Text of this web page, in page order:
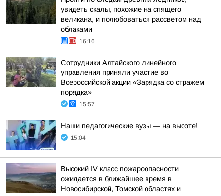
увидеть скалы, похожие на спящего
великана, и полюбоваться рассветом над
облаками
16:16
Сотрудники Алтайского линейного
управления приняли участие во
Всероссийской акции «Зарядка со стражем
порядка»
15:57
Наши педагогические вузы — на высоте!
15:04
Высокий IV класс пожароопасности
ожидается в ближайшее время в
Новосибирской, Томской областях и